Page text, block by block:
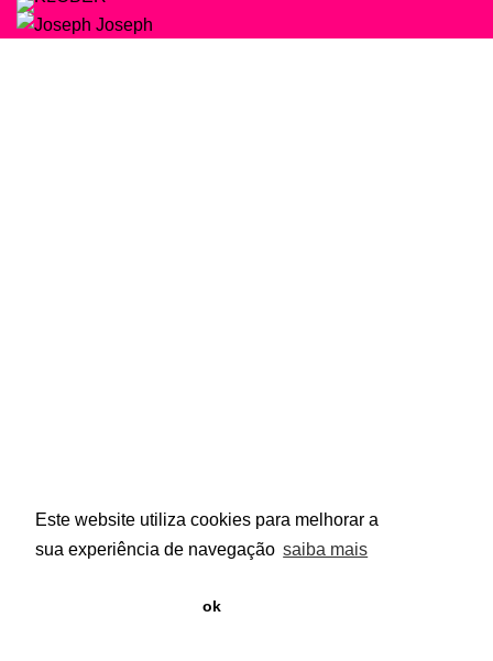
Este website utiliza cookies para melhorar a
sua experiência de navegação saiba mais
ok